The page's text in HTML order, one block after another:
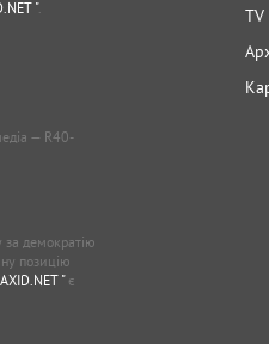
".
— R40-
демократію
позицію
"є
TV